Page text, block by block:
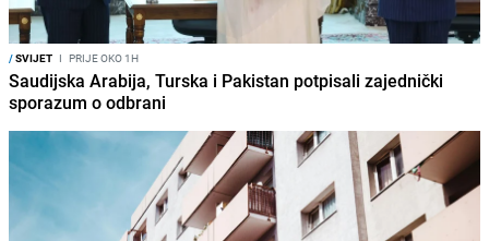
/SVIJET I PRIJE OKO 1H
Saudijska Arabija, Turska i Pakistan potpisali zajednički
sporazum o odbrani